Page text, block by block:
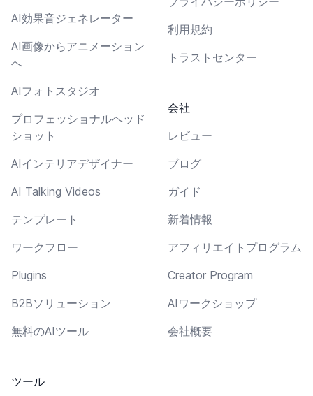
AI効果音ジェネレーター
AI画像からアニメーション
へ
AIフォトスタジオ
プロフェッショナルヘッド
ショット
AIインテリアデザイナー
AI Talking Videos
テンプレート
ワークフロー
Plugins
B2Bソリューション
無料のAIツール
ツール
利用規約
トラストセンター
会社
レビュー
ブログ
ガイド
新着情報
アフィリエイトプログラム
Creator Program
AIワークショップ
会社概要